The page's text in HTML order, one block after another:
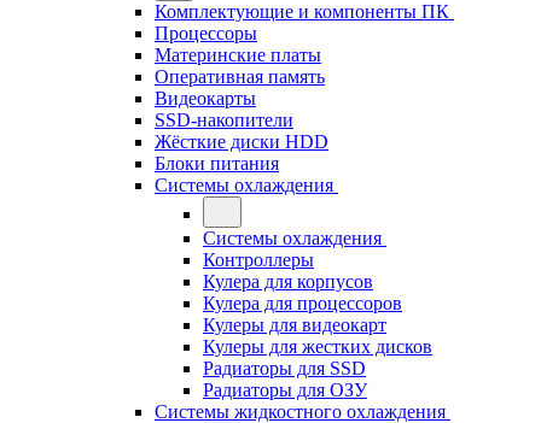
Комплектующие и компоненты ПК
Процессоры
Материнские платы
Оперативная память
Видеокарты
SSD-накопители
Жёсткие диски HDD
Блоки питания
Системы охлаждения
Системы охлаждения
Контроллеры
Кулера для корпусов
Кулера для процессоров
Кулеры для видеокарт
Кулеры для жестких дисков
Радиаторы для SSD
Радиаторы для ОЗУ
Системы жидкостного охлаждения